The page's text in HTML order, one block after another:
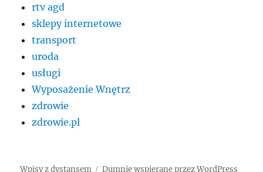
rtv agd
sklepy internetowe
transport
uroda
usługi
Wyposażenie Wnętrz
zdrowie
zdrowie.pl
Wpisy z dystansem Dumnie wspierane przez WordPress